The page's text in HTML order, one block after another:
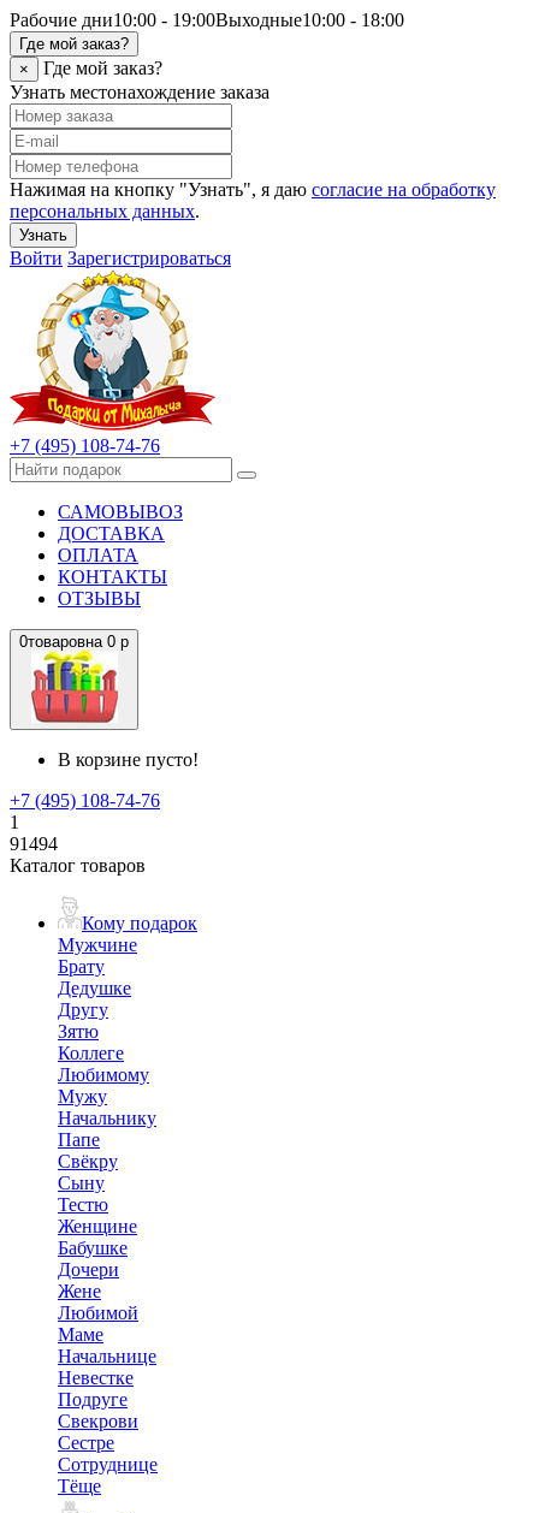
Рабочие дни10:00 - 19:00Выходные10:00 - 18:00
Где мой заказ?
×
Где мой заказ?
Узнать местонахождение заказа
Нажимая на кнопку "Узнать", я даю согласие на обработку
персональных данных.
Узнать
Войти Зарегистрироваться
+7 (495) 108-74-76
САМОВЫВОЗ
ДОСТАВКА
ОПЛАТА
КОНТАКТЫ
ОТЗЫВЫ
0товаровна 0 р
В корзине пусто!
+7 (495) 108-74-76
1
91494
Каталог товаров
Кому подарок
Мужчине
Брату
Дедушке
Другу
Зятю
Коллеге
Любимому
Мужу
Начальнику
Папе
Свёкру
Сыну
Тестю
Женщине
Бабушке
Дочери
Жене
Любимой
Маме
Начальнице
Невестке
Подруге
Свекрови
Сестре
Сотруднице
Тёще